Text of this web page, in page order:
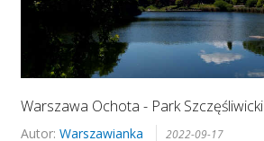
Warszawa Ochota - Park Szczęśliwicki
Autor: Warszawianka 2022-09-17